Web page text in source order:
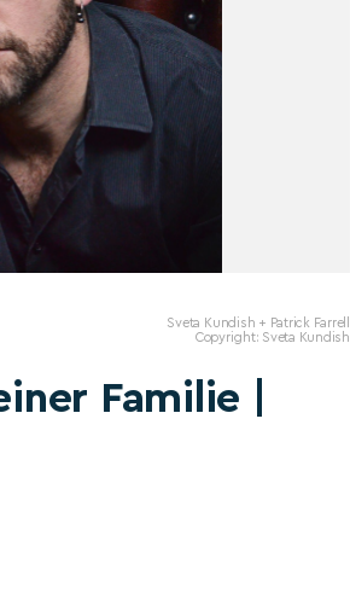
Sveta Kundish + Patrick Farrell
Copyright: Sveta Kundish
Familie |